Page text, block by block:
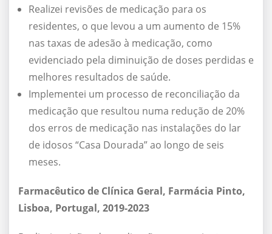
Realizei revisões de medicação para os
residentes, o que levou a um aumento de 15%
nas taxas de adesão à medicação, como
evidenciado pela diminuição de doses perdidas e
melhores resultados de saúde.
Implementei um processo de reconciliação da
medicação que resultou numa redução de 20%
dos erros de medicação nas instalações do lar
de idosos “Casa Dourada” ao longo de seis
meses.
Farmacêutico de Clínica Geral, Farmácia Pinto,
Lisboa, Portugal, 2019-2023